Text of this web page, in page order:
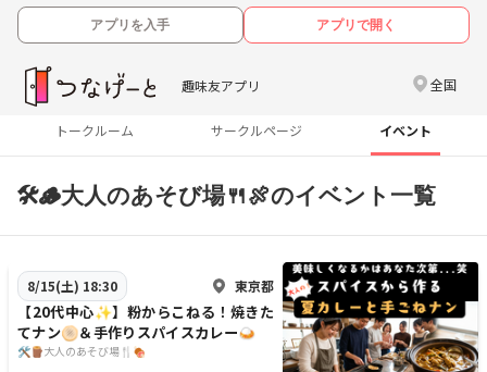
アプリを入手 アプリで開く
趣味友アプリ 全国
トークルーム サークルページ イベント
🛠️🪵大人のあそび場🍴🍖のイベント一覧
8/15(土) 18:30 東京都
【20代中心✨】粉からこねる！焼きた
てナン🫓＆手作りスパイスカレー🍛
🛠️🪵大人のあそび場🍴🍖